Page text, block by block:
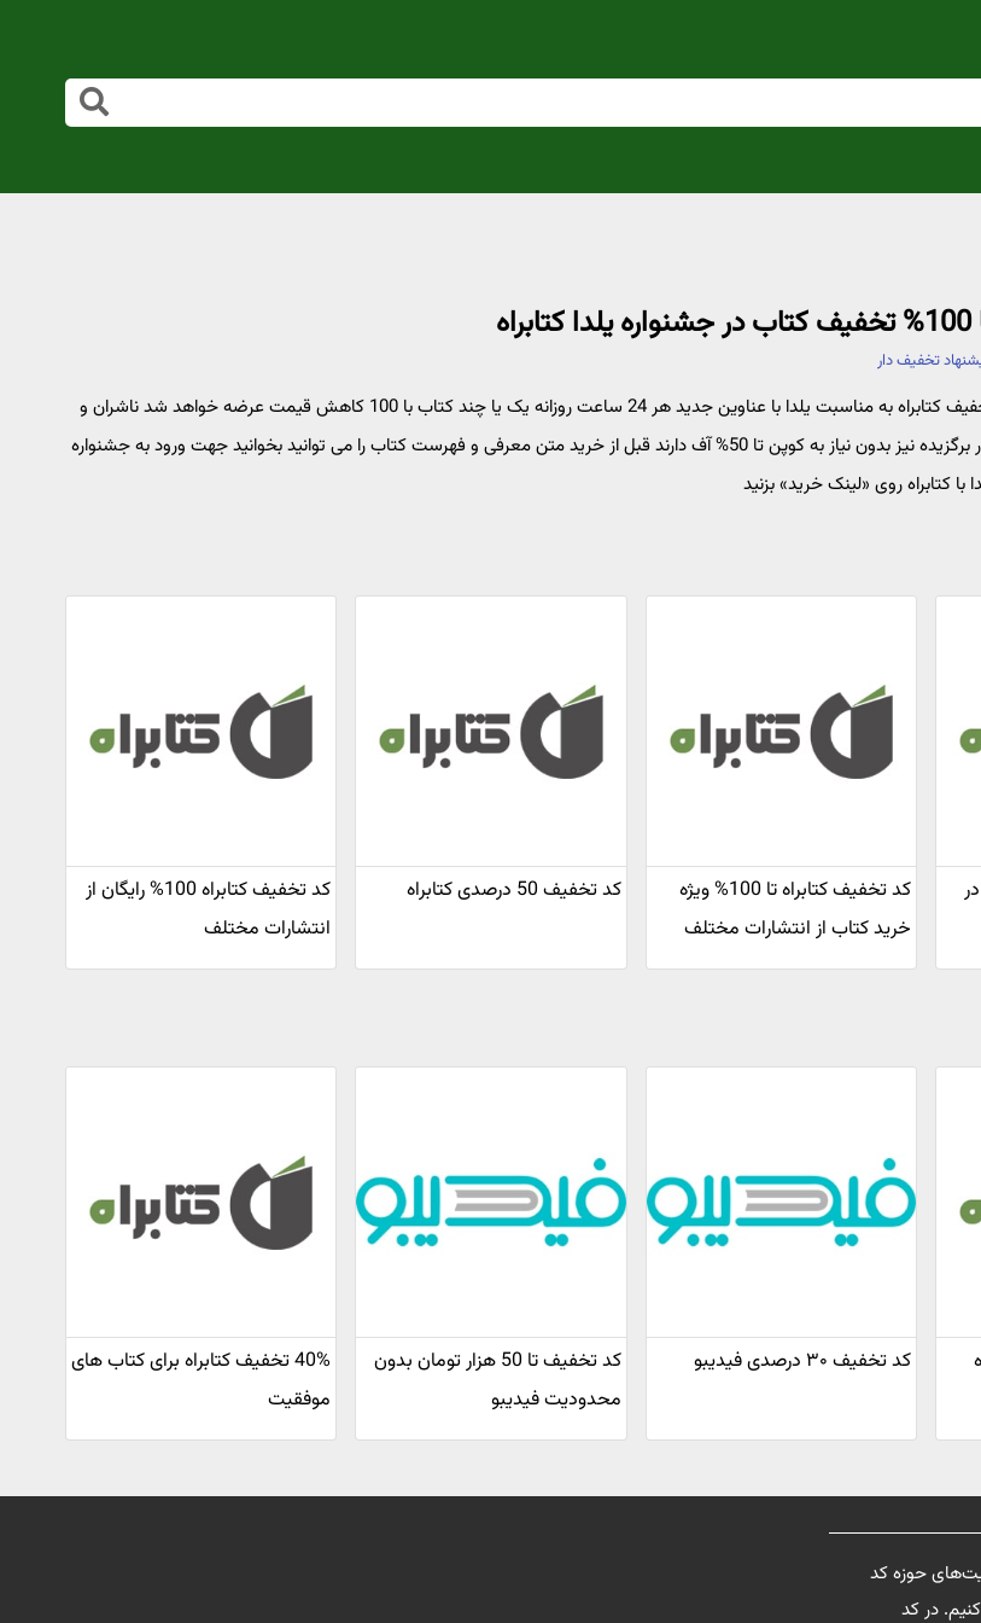
کتابراه
تخفیف دار
تخفیف کتابراه به مناسبت یلدا با عناوین جدید هر 24 ساعت روزانه یک یا چند کتاب با 100 کاهش قیمت عرضه خواهد شد ناشران و
آثار برگزیده نیز بدون نیاز به کوپن تا 50% آف دارند قبل از خرید متن معرفی و فهرست کتاب را می توانید بخوانید جهت ورود به جشنواره
با کتابراه روی «لینک خرید» بزنید
کد تخفیف کتابراه تا 100% ویژه
خرید کتاب از انتشارات مختلف
کد تخفیف 50 درصدی کتابراه
کد تخفیف کتابراه 100% رایگان از
انتشارات مختلف
کد تخفیف ۳۰ درصدی فیدیبو
کد تخفیف تا 50 هزار تومان بدون
محدودیت فیدیبو
40% تخفیف کتابراه برای کتاب های
موفقیت
حوزه کد
در کد